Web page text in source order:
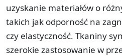
uzyskanie materiałów o
takich jak odporność na
czy elastyczność. Tkaniny
szerokie zastosowanie w